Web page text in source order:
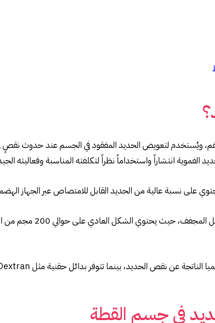
لتعويض الحديد المفقود في الجسم عند حدوث نقصٍ في
الفموية انتشاراً واستخداماً نظراً لتكلفته المناسبة وفعاليته
على نسبة عالية من الحديد القابل للامتصاص عبر الجهاز
كما يتوفر بنوعين
في جسم القطة